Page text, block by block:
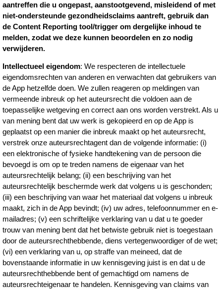
aantreffen die u ongepast, aanstootgevend, misleidend of met
niet-ondersteunde gezondheidsclaims aantreft, gebruik dan
de Content Reporting tool/trigger om dergelijke inhoud te
melden, zodat we deze kunnen beoordelen en zo nodig
verwijderen.
Intellectueel eigendom: We respecteren de intellectuele
eigendomsrechten van anderen en verwachten dat gebruikers van
de App hetzelfde doen. We zullen reageren op meldingen van
vermeende inbreuk op het auteursrecht die voldoen aan de
toepasselijke wetgeving en correct aan ons worden verstrekt. Als u
van mening bent dat uw werk is gekopieerd en op de App is
geplaatst op een manier die inbreuk maakt op het auteursrecht,
verstrek onze auteursrechtagent dan de volgende informatie: (i)
een elektronische of fysieke handtekening van de persoon die
bevoegd is om op te treden namens de eigenaar van het
auteursrechtelijk belang; (ii) een beschrijving van het
auteursrechtelijk beschermde werk dat volgens u is geschonden;
(iii) een beschrijving van waar het materiaal dat volgens u inbreuk
maakt, zich in de App bevindt; (iv) uw adres, telefoonnummer en e-
mailadres; (v) een schriftelijke verklaring van u dat u te goeder
trouw van mening bent dat het betwiste gebruik niet is toegestaan
door de auteursrechthebbende, diens vertegenwoordiger of de wet;
(vi) een verklaring van u, op straffe van meineed, dat de
bovenstaande informatie in uw kennisgeving juist is en dat u de
auteursrechthebbende bent of gemachtigd om namens de
auteursrechteigenaar te handelen. Kennisgeving van claims van